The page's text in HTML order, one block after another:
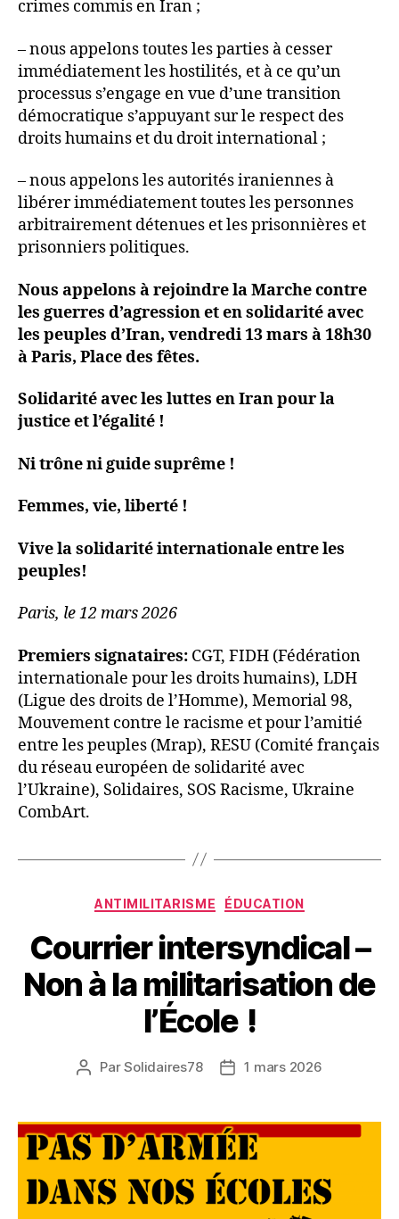
crimes commis en Iran ;
– nous appelons toutes les parties à cesser
immédiatement les hostilités, et à ce qu’un
processus s’engage en vue d’une transition
démocratique s’appuyant sur le respect des
droits humains et du droit international ;
– nous appelons les autorités iraniennes à
libérer immédiatement toutes les personnes
arbitrairement détenues et les prisonnières et
prisonniers politiques.
Nous appelons à rejoindre la Marche contre
les guerres d’agression et en solidarité avec
les peuples d’Iran, vendredi 13 mars à 18h30
à Paris, Place des fêtes.
Solidarité avec les luttes en Iran pour la
justice et l’égalité !
Ni trône ni guide suprême !
Femmes, vie, liberté !
Vive la solidarité internationale entre les
peuples!
Paris, le 12 mars 2026
Premiers signataires: CGT, FIDH (Fédération
internationale pour les droits humains), LDH
(Ligue des droits de l’Homme), Memorial 98,
Mouvement contre le racisme et pour l’amitié
entre les peuples (Mrap), RESU (Comité français
du réseau européen de solidarité avec
l’Ukraine), Solidaires, SOS Racisme, Ukraine
CombArt.
Catégories
ANTIMILITARISME ÉDUCATION
Courrier intersyndical –
Non à la militarisation de
l’École !
Auteur
ParSolidaires78
Date1 mars 2026